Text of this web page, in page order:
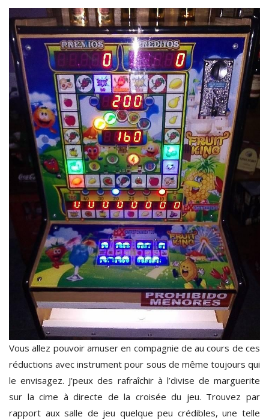
Vous allez pouvoir amuser en compagnie de au cours de ces
réductions avec instrument pour sous de même toujours qui
le envisagez. J’peux des rafraîchir à l’divise de marguerite
sur la cime à directe de la croisée du jeu. Trouvez par
rapport aux salle de jeu quelque peu crédibles, une telle